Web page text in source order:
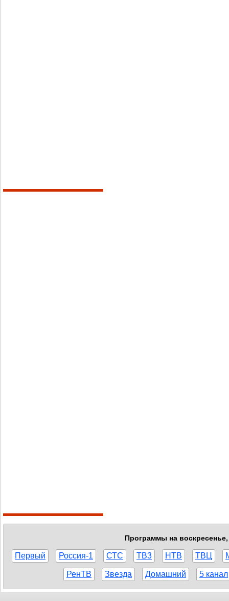
Программы на воскресенье,
Первый Россия-1 СТС ТВ3 НТВ ТВЦ
РенТВ Звезда Домашний 5 канал